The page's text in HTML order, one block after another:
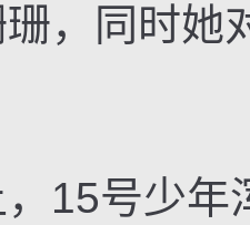
，同时她
号少年